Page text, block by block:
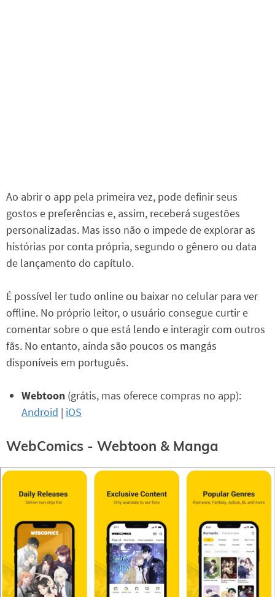
Ao abrir o app pela primeira vez, pode definir seus
gostos e preferências e, assim, receberá sugestões
personalizadas. Mas isso não o impede de explorar as
histórias por conta própria, segundo o gênero ou data
de lançamento do capítulo.
É possível ler tudo online ou baixar no celular para ver
offline. No próprio leitor, o usuário consegue curtir e
comentar sobre o que está lendo e interagir com outros
fãs. No entanto, ainda são poucos os mangás
disponíveis em português.
Webtoon (grátis, mas oferece compras no app):
Android | iOS
WebComics - Webtoon & Manga